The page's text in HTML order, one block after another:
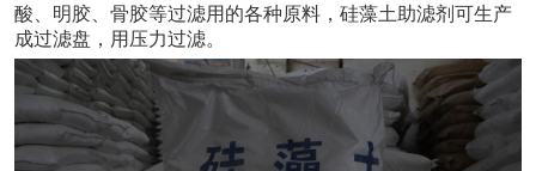
酸、明胶、骨胶等过滤用的各种原料，硅藻土助滤剂可生产
成过滤盘，用压力过滤。